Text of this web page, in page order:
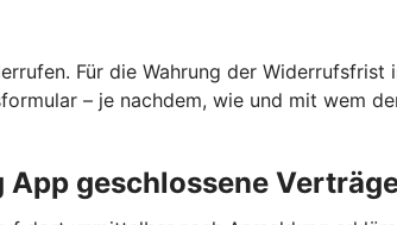
Für die Wahrung der
– je nachdem, wie und mit wem
geschlossene